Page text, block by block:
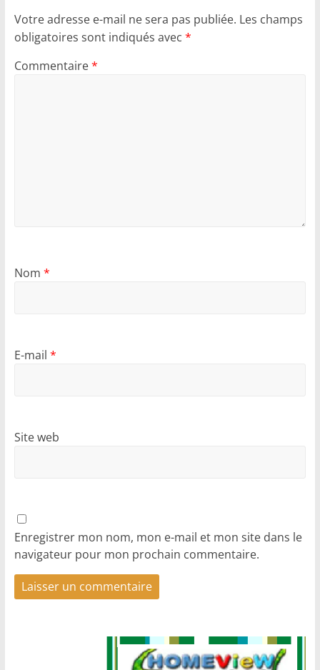
Votre adresse e-mail ne sera pas publiée. Les champs
obligatoires sont indiqués avec *
Commentaire*
Nom *
E-mail *
Site web
Enregistrer mon nom, mon e-mail et mon site dans le
navigateur pour mon prochain commentaire.